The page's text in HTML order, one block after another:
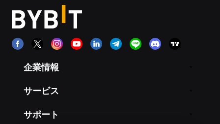
企業情報
サービス
サポート